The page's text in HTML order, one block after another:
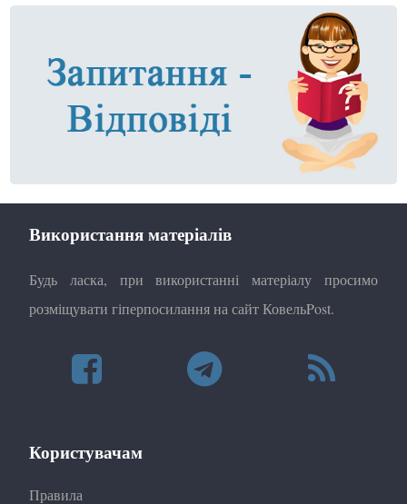
Використання матеріалів
Будь ласка, при використанні матеріалу просимо
розміщувати гіперпосилання на сайт КовельPost.
Користувачам
Правила